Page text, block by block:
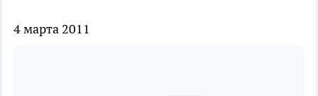
4 марта 2011